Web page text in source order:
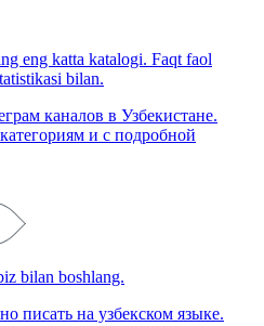
eng katta katalogi. Faqt faol
bilan.
каналов в Узбекистане.
и с подробной
bilan boshlang.
писать на узбекском языке.